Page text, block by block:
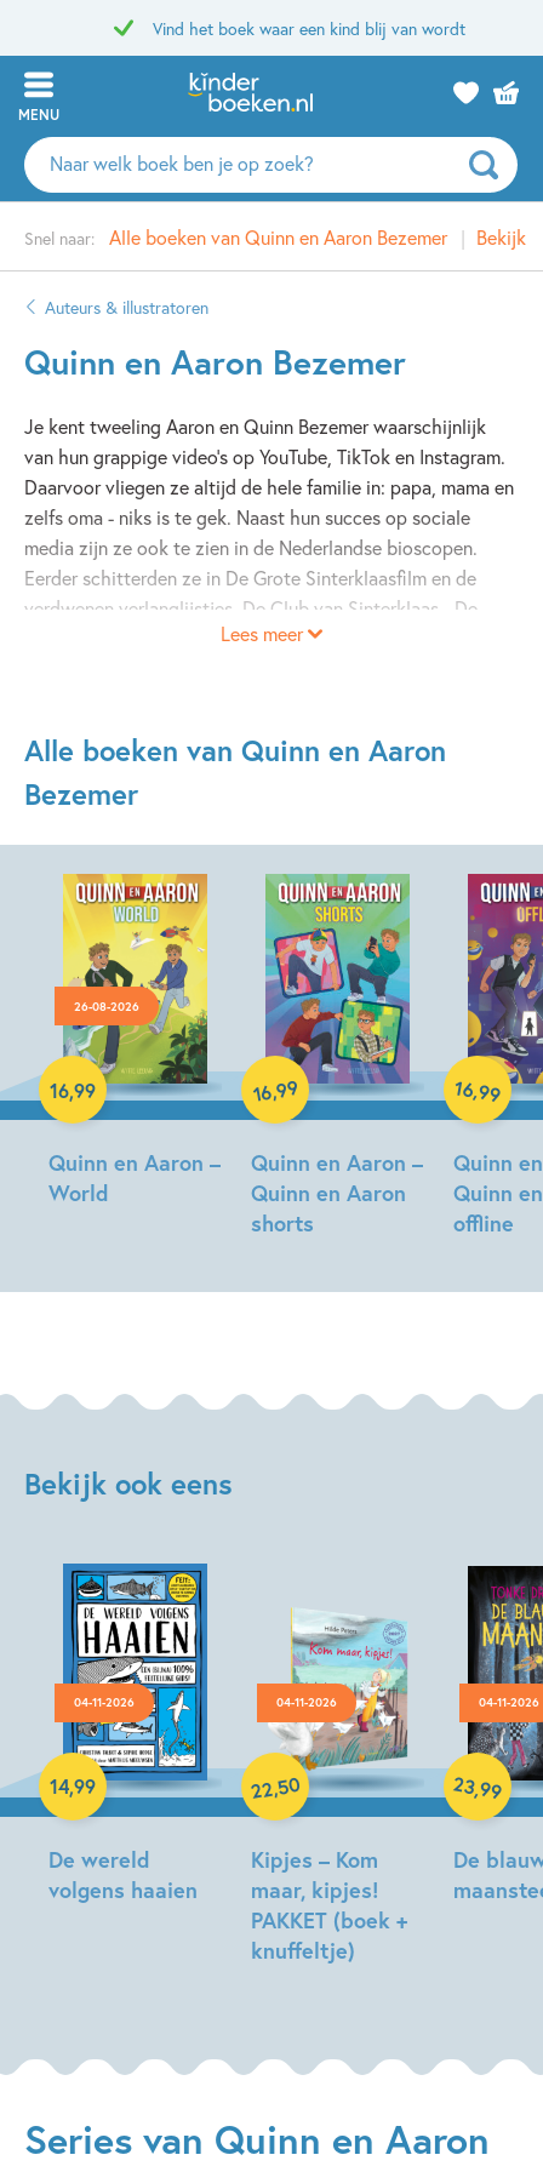
Vind het boek waar een kind blij van wordt
MENU
Zoeken
naar
auteurs
en
uitgevers
Snel naar: Alle boeken van Quinn en Aaron Bezemer Bekijk
Auteurs & illustratoren
Quinn en Aaron Bezemer
Je kent tweeling Aaron en Quinn Bezemer waarschijnlijk
van hun grappige video's op YouTube, TikTok en Instagram.
Daarvoor vliegen ze altijd de hele familie in: papa, mama en
zelfs oma - niks is te gek. Naast hun succes op sociale
media zijn ze ook te zien in de Nederlandse bioscopen.
Eerder schitterden ze in De Grote Sinterklaasfilm en de
verdwenen verlanglijstjes, De Club van Sinterklaas - De
gestrande stoomboot en de Slijmfilm-reeks. Daarnaast
en Aaron – World.
Lees meer
Alle boeken van Quinn en Aaron
Bezemer
26-08-2026
Quinn en Aaron –
World
Aaron
Heus
16,99
Hardcover
Quinn en Aaron –
Quinn en Aaron
shorts
en
de
16,99
Hardcover
Quinn
Quinn
offline
en
de
16,99
Hardcover
Bekijk ook eens
04-11-2026
De wereld
volgens haaien
14,99
Hardcover
04-11-2026
Kipjes – Kom
maar, kipjes!
PAKKET (boek +
knuffeltje)
22,50
Hardcover
04-11-2026
De
23,99
Hardcover
Series van Quinn en Aaron